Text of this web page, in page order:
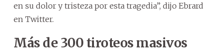
en su dolor y tristeza por esta tragedia”, dijo Ebrard
en Twitter.
Más de 300 tiroteos masivos